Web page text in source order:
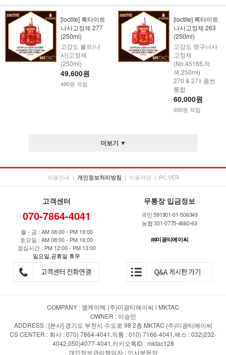
[loctite] 록타이트
나사고정제 277
(250ml)
고강도 볼트(나
사)고정제
(250ml)
49,600원
490원 적립
[loctite] 록타이트
나사고정제 263
(250ml)
고강도 영구나사
고정제
(No.45165,적
색,250ml)
270 & 271 품번
통합
60,000원
600원 적립
더보기 ▼
이용안내 | 개인정보처리방침 | 이용약관 | PC VER
고객센터
070-7864-4041
월 - 금 : AM 08:00 - PM 19:00
토요일 : AM 08:00 - PM 16:00
점심시간 : PM 12:00 - PM 13:00
일요일,공휴일 휴무
무통장 입금정보
국민 591901-01-506349
농협 351-0775-4660-63
㈜미광티에이씨
COMPANY : 엠케이텍 (주)미광티에이씨 l MKTAC
OWNER : 이승민
ADDRESS : [본사] 경기도 부천시 수도로 98 2층 MKTAC (주)미광티에이씨
CS CENTER : 회사 : 070) 7864-4041,직통 : 010) 7166-4041,팩스 : 032)232-
4042,050)4077-4041,카카오톡ID : mktac128
개인정보관리책임자 : 인사부문장